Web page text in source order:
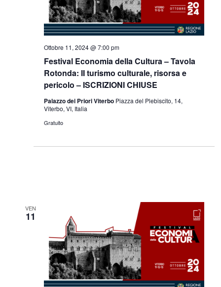
Festival Economia della Cultura – Tavola
Rotonda: II turismo culturale, risorsa e
pericolo – ISCRIZIONI CHIUSE
Ottobre 11, 2024 @ 7:00 pm
Palazzo dei Priori Viterbo Piazza del Plebiscito, 14,
Viterbo, VI, Italia
Gratuito
VEN
11